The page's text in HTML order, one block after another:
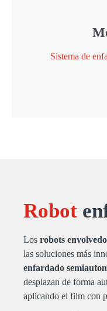
Sistema de
Robot
Los robots
las soluciones más
enfardado
desplazan de forma
aplicando el film con